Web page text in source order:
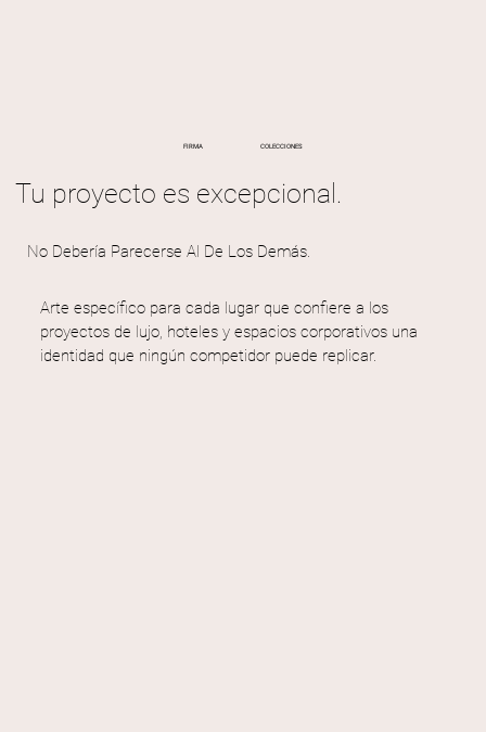
FIRMA COLECCIONES
Tu proyecto es excepcional.
No Debería Parecerse Al De Los Demás.
Arte específico para cada lugar que confiere a los
proyectos de lujo, hoteles y espacios corporativos una
identidad que ningún competidor puede replicar.